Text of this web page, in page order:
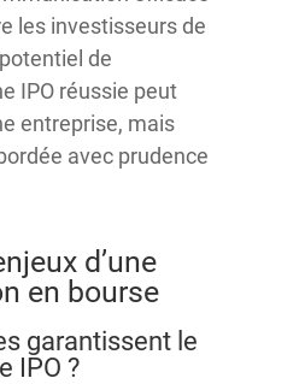
les investisseurs de
de
IPO réussie peut
entreprise, mais
avec prudence
d’une
en bourse
garantissent le
IPO ?